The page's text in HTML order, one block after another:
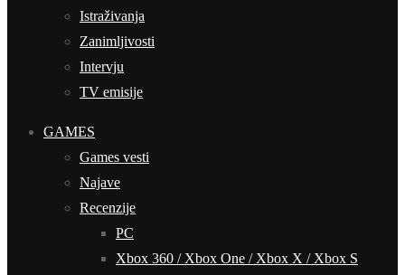
Istraživanja
Zanimljivosti
Intervju
TV emisije
GAMES
Games vesti
Najave
Recenzije
PC
Xbox 360 / Xbox One / Xbox X / Xbox S